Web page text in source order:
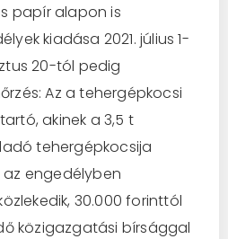
papír alapon is
kiadása 2021. július 1-
20-tól pedig
Az a tehergépkocsi
akinek a 3,5 t
tehergépkocsija
engedélyben
30.000 forinttól
közigazgatási bírsággal